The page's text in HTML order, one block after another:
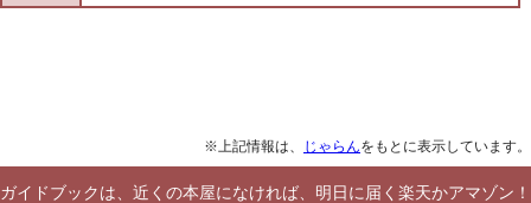
※上記情報は、 じゃらんをもとに表示しています。
ガイドブックは、近くの本屋になければ、明日に届く楽天かアマゾン！